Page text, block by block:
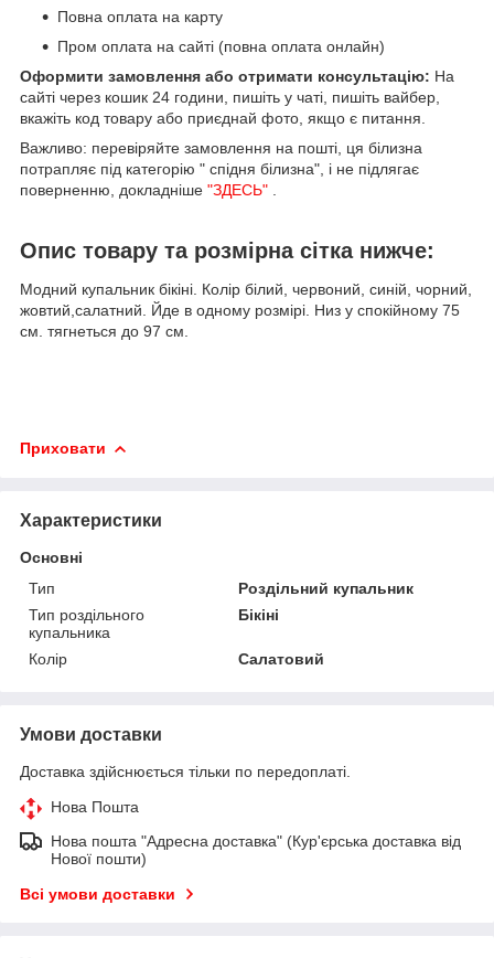
Повна оплата на карту
Пром оплата на сайті (повна оплата онлайн)
Оформити замовлення або отримати консультацію: На
сайті через кошик 24 години, пишіть у чаті, пишіть вайбер,
вкажіть код товару або приєднай фото, якщо є питання.
Важливо: перевіряйте замовлення на пошті, ця білизна
потрапляє під категорію " спідня білизна", і не підлягає
поверненню, докладніше "ЗДЕСЬ"
Опис товару та розмірна сітка нижче:
Модний купальник бікіні. Колір білий, червоний, синій, чорний,
жовтий,салатний. Йде в одному розмірі. Низ у спокійному 75
см. тягнеться до 97 см.
Приховати
Характеристики
Основні
Тип
Роздільний купальник
Тип роздільного
купальника
Бікіні
Колір Салатовий
Умови доставки
Доставка здійснюється тільки по передоплаті.
Нова Пошта
Нова пошта "Адресна доставка" (Кур'єрська доставка від
Нової пошти)
Всі умови доставки